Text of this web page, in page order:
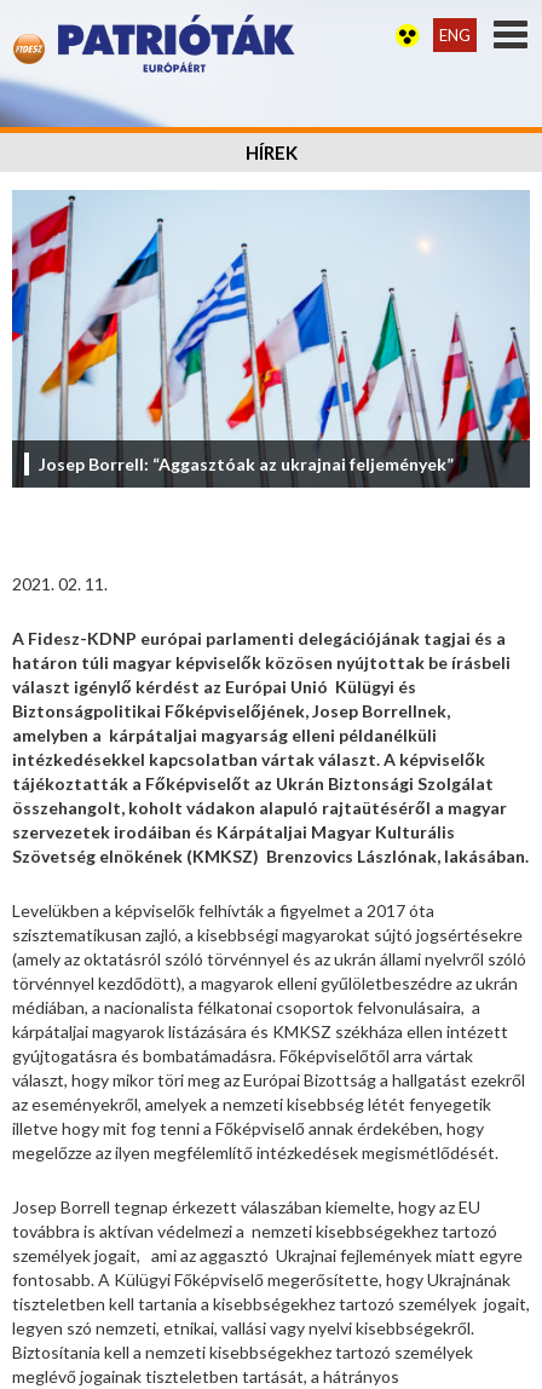
ENG
HÍREK
Josep Borrell: “Aggasztóak az ukrajnai feljemények”
2021. 02. 11.
A Fidesz-KDNP európai parlamenti delegációjának tagjai és a
határon túli magyar képviselők közösen nyújtottak be írásbeli
választ igénylő kérdést az Európai Unió Külügyi és
Biztonságpolitikai Főképviselőjének, Josep Borrellnek,
amelyben a kárpátaljai magyarság elleni példanélküli
intézkedésekkel kapcsolatban vártak választ. A képviselők
tájékoztatták a Főképviselőt az Ukrán Biztonsági Szolgálat
összehangolt, koholt vádakon alapuló rajtaütéséről a magyar
szervezetek irodáiban és Kárpátaljai Magyar Kulturális
Szövetség elnökének (KMKSZ) Brenzovics Lászlónak, lakásában.
Levelükben a képviselők felhívták a figyelmet a 2017 óta
szisztematikusan zajló, a kisebbségi magyarokat sújtó jogsértésekre
(amely az oktatásról szóló törvénnyel és az ukrán állami nyelvről szóló
törvénnyel kezdődött), a magyarok elleni gyűlöletbeszédre az ukrán
médiában, a nacionalista félkatonai csoportok felvonulásaira, a
kárpátaljai magyarok listázására és KMKSZ székháza ellen intézett
gyújtogatásra és bombatámadásra. Főképviselőtől arra vártak
választ, hogy mikor töri meg az Európai Bizottság a hallgatást ezekről
az eseményekről, amelyek a nemzeti kisebbség létét fenyegetik
illetve hogy mit fog tenni a Főképviselő annak érdekében, hogy
megelőzze az ilyen megfélemlítő intézkedések megismétlődését.
Josep Borrell tegnap érkezett válaszában kiemelte, hogy az EU
továbbra is aktívan védelmezi a nemzeti kisebbségekhez tartozó
személyek jogait, ami az aggasztó Ukrajnai fejlemények miatt egyre
fontosabb. A Külügyi Főképviselő megerősítette, hogy Ukrajnának
tiszteletben kell tartania a kisebbségekhez tartozó személyek jogait,
legyen szó nemzeti, etnikai, vallási vagy nyelvi kisebbségekről.
Biztosítania kell a nemzeti kisebbségekhez tartozó személyek
meglévő jogainak tiszteletben tartását, a hátrányos